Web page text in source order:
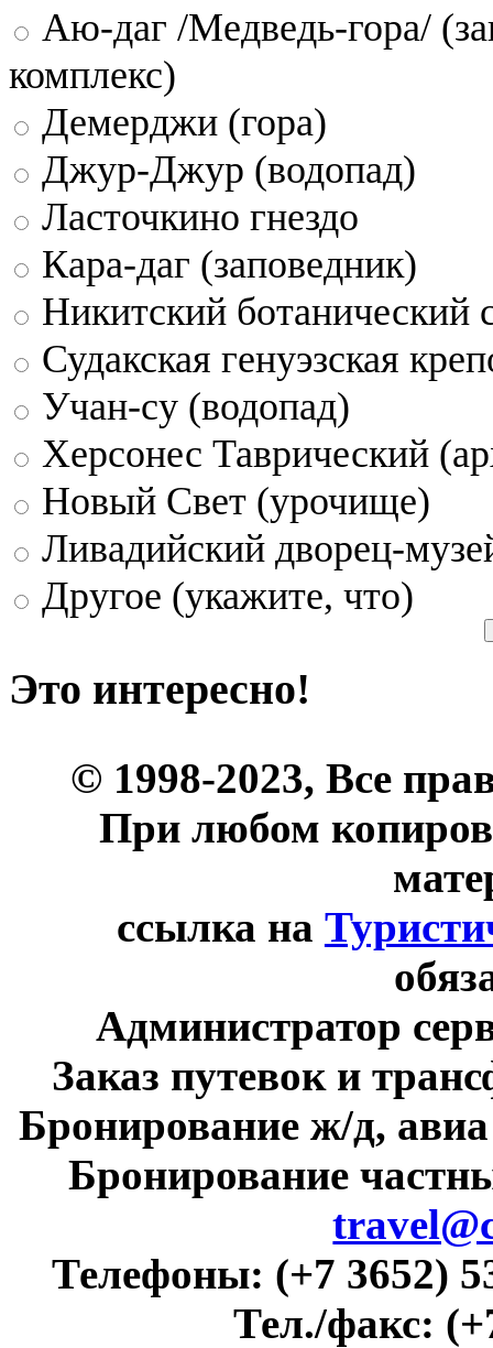
Аю-даг /Медведь-гора/
комплекс)
Демерджи (гора)
Джур-Джур (водопад)
Ласточкино гнездо
Кара-даг (заповедник)
Никитский ботанический
Судакская генуэзская
Учан-су (водопад)
Херсонес Таврический
Новый Свет (урочище)
Ливадийский дворец-
Другое (укажите, что)
Это интересно!
© 1998-2023, Все
При любом
ссылка на
Администратор
Заказ путевок и
Бронирование ж/д,
Бронирование
Телефоны: (+7 3652)
Тел./факс: